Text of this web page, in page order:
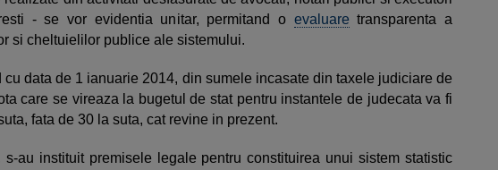
- se vor evidentia unitar, permitand o evaluare transparenta a
si cheltuielilor publice ale sistemului.
cu data de 1 ianuarie 2014, din sumele incasate din taxele judiciare de
care se vireaza la bugetul de stat pentru instantele de judecata va fi
fata de 30 la suta, cat revine in prezent.
s-au instituit premisele legale pentru constituirea unui sistem statistic